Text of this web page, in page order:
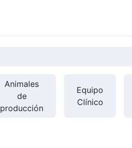
Animales
de
producción
Equipo
Clínico